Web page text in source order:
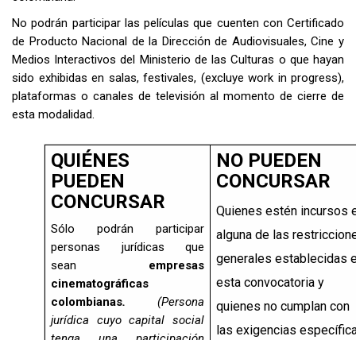
No podrán participar las películas que cuenten con Certificado
de Producto Nacional de la Dirección de Audiovisuales, Cine y
Medios Interactivos del Ministerio de las Culturas o que hayan
sido exhibidas en salas, festivales, (excluye work in progress),
plataformas o canales de televisión al momento de cierre de
esta modalidad.
QUIÉNES
PUEDEN
CONCURSAR
Sólo podrán participar
personas jurídicas que
sean empresas
cinematográficas
colombianas.(Persona
jurídica cuyo capital social
NO PUEDEN
CONCURSAR
Quienes estén incursos
alguna de las
generales establecidas
esta convocatoria y
quienes no cumplan con
las exigencias